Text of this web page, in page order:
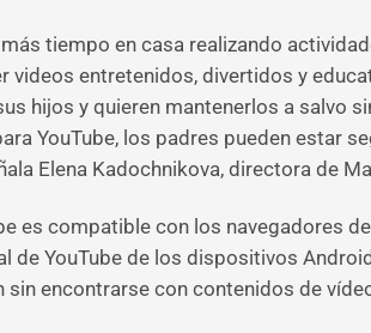
tiempo en casa realizando
videos entretenidos, divertidos y
hijos y quieren mantenerlos a salvo
YouTube, los padres pueden estar
Elena Kadochnikova, directora de
es compatible con los navegadores
YouTube de los dispositivos
encontrarse con contenidos de